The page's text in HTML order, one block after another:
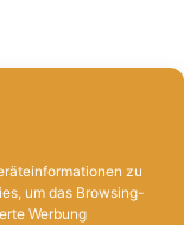
Hafentor
zu
um das Browsing-
Werbung